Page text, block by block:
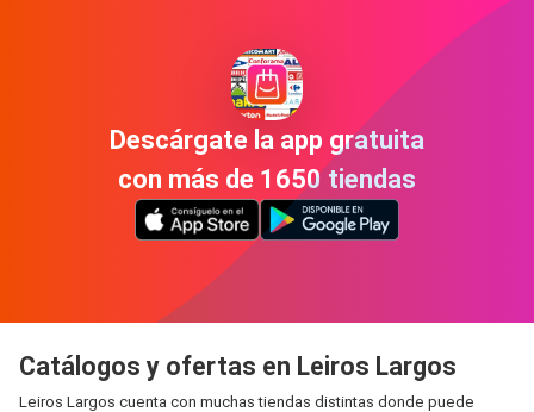
Descárgate la app gratuita
con más de 1650 tiendas
Catálogos y ofertas en Leiros Largos
Leiros Largos cuenta con muchas tiendas distintas donde puede